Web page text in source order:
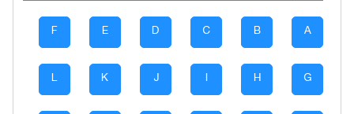
A
B
C
D
E
F
G
H
I
J
K
L